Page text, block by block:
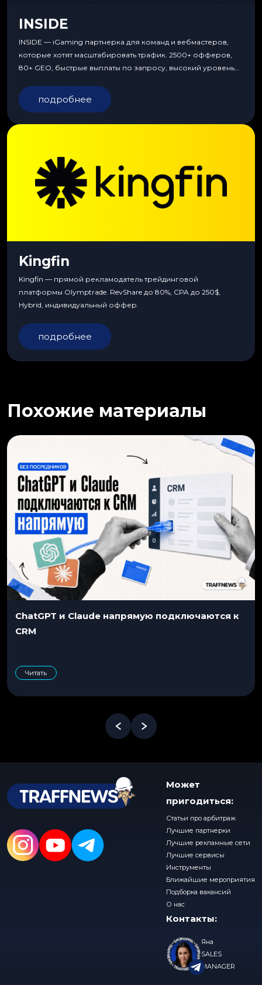
INSIDE
INSIDE — iGaming партнерка для команд и вебмастеров,
которые хотят масштабировать трафик. 2500+ офферов,
80+ GEO, быстрые выплаты по запросу, высокий уровень
подробнее
Kingfin
Kingfin — прямой рекламодатель трейдинговой
платформы Olymptrade. RevShare до 80%, CPA до 250$,
Hybrid, индивидуальный оффер.
подробнее
Похожие материалы
ChatGPT и Claude напрямую подключаются к
CRM
Читать
Может
пригодиться:
Статьи про арбитраж
Лучшие партнерки
Лучшие рекламные сети
Лучшие сервисы
Инструменты
Ближайшие мероприятия
Подборка вакансий
О нас
Контакты:
Яна
SALES
MANAGER